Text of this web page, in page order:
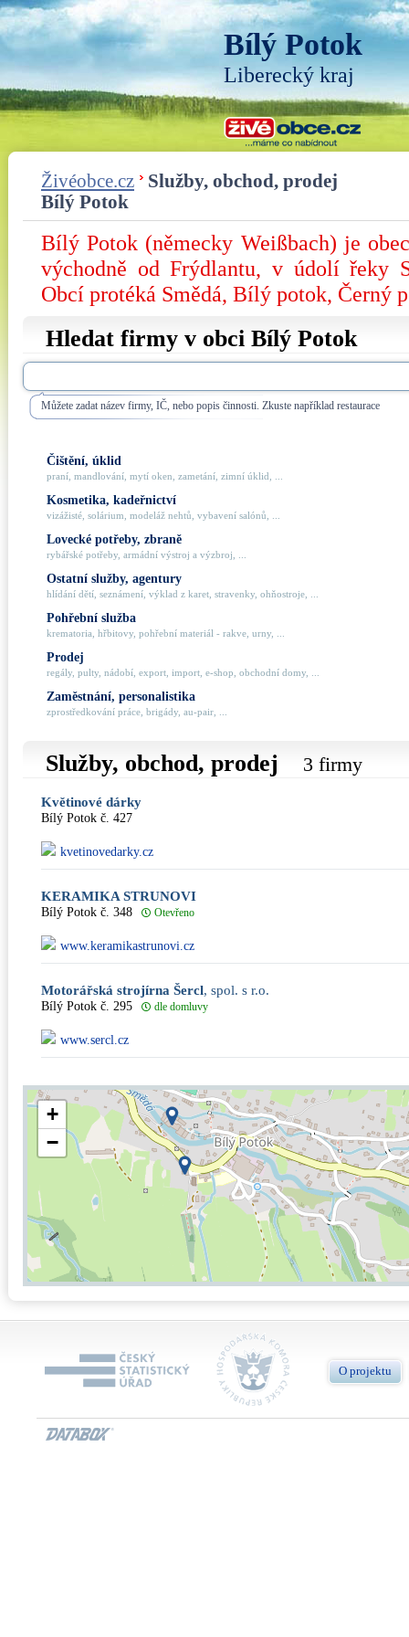
Bílý Potok
Liberecký kraj
Živéobce.cz
Služby, obchod, prodej
Bílý Potok
Bílý Potok (německy Weißbach) je
východně od Frýdlantu, v údolí řeky
Obcí protéká Smědá, Bílý potok, Černý
Hledat firmy v obci Bílý Potok
Můžete zadat název firmy, IČ, nebo popis činnosti. Zkuste například restaurace
Čištění, úklid
praní, mandlování, mytí oken, zametání, zimní úklid, ...
Kosmetika, kadeřnictví
vizážisté, solárium, modeláž nehtů, vybavení salónů, ...
Lovecké potřeby, zbraně
rybářské potřeby, armádní výstroj a výzbroj, ...
Ostatní služby, agentury
hlídání dětí, seznámení, výklad z karet, stravenky, ohňostroje, ...
Pohřební služba
krematoria, hřbitovy, pohřební materiál - rakve, urny, ...
Prodej
regály, pulty, nádobí, export, import, e-shop, obchodní domy, ...
Zaměstnání, personalistika
zprostředkování práce, brigády, au-pair, ...
Služby, obchod, prodej 3 firmy
Květinové dárky
Bílý Potok č. 427
kvetinovedarky.cz
KERAMIKA STRUNOVI
Bílý Potok č. 348 Otevřeno
www.keramikastrunovi.cz
Motorářská strojírna Šercl, spol. s r.o.
Bílý Potok č. 295 dle domluvy
www.sercl.cz
+
−
O projektu